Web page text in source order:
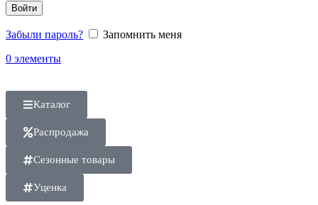
Войти
Забыли пароль?
Запомнить меня
0 элементы
Каталог
Распродажа
Сезонные товары
Уценка